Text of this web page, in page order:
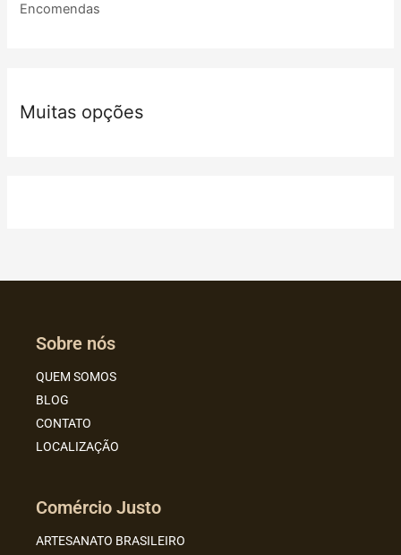
Encomendas
Muitas opções
Sobre nós
QUEM SOMOS
BLOG
CONTATO
LOCALIZAÇÃO
Comércio Justo
ARTESANATO BRASILEIRO